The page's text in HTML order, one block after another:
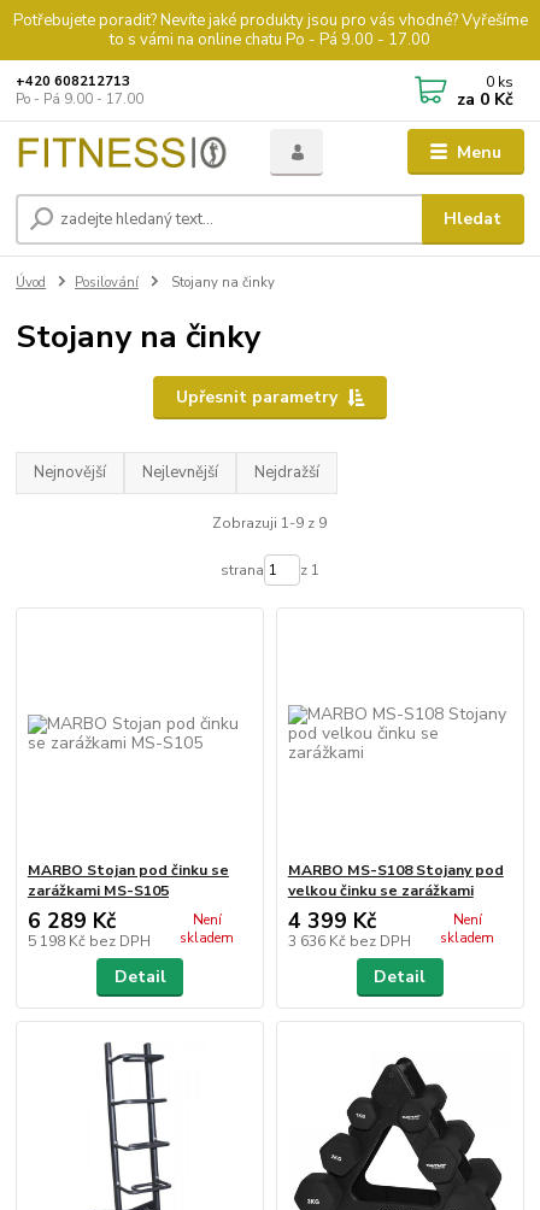
Potřebujete poradit? Nevíte jaké produkty jsou pro vás vhodné? Vyřešíme
to s vámi na online chatu Po - Pá 9.00 - 17.00
Menu
Hledat
+420 608212713
Po - Pá 9.00 - 17.00
0 ks
za 0 Kč
Úvod Posilování Stojany na činky
Stojany na činky
Upřesnit parametry
Nejnovější Nejlevnější Nejdražší
Zobrazuji 1-9 z 9
strana z 1
MARBO Stojan pod činku se
zarážkami MS-S105
6 289 Kč
5 198 Kč bez DPH
Není
skladem
Detail
MARBO MS-S108 Stojany pod
velkou činku se zarážkami
4 399 Kč
3 636 Kč bez DPH
Není
skladem
Detail